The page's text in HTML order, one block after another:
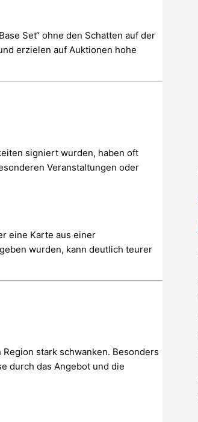
Set“ ohne den Schatten auf der
erzielen auf Auktionen hohe
signiert wurden, haben oft
Veranstaltungen oder
eine Karte aus einer
wurden, kann deutlich teurer
stark schwanken. Besonders
durch das Angebot und die